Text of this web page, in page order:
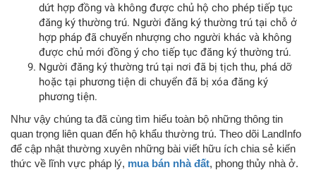
dứt hợp đồng và không được chủ hộ cho phép tiếp tục
đăng ký thường trú. Người đăng ký thường trú tại chỗ ở
hợp pháp đã chuyển nhượng cho người khác và không
được chủ mới đồng ý cho tiếp tục đăng ký thường trú.
Người đăng ký thường trú tại nơi đã bị tịch thu, phá dỡ
hoặc tại phương tiện di chuyển đã bị xóa đăng ký
phương tiện.
Như vậy chúng ta đã cùng tìm hiểu toàn bộ những thông tin
quan trọng liên quan đến hộ khẩu thường trú. Theo dõi LandInfo
để cập nhật thường xuyên những bài viết hữu ích chia sẻ kiến
thức về lĩnh vực pháp lý, mua bán nhà đất, phong thủy nhà ở.